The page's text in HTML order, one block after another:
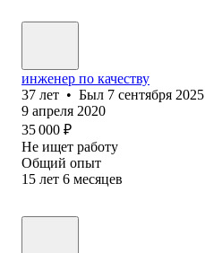
инженер по качеству
37 лет • Был 7 сентября 2025
9 апреля 2020
35 000 ₽
Не ищет работу
Общий опыт
15 лет 6 месяцев